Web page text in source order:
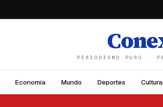
PERIODISMO PURO ·
Economía Mundo Deportes Cultura